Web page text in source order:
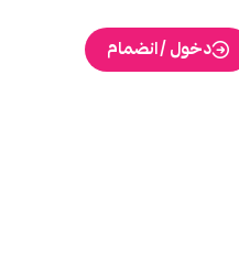
دخول / انضمام